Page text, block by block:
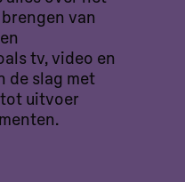
van
tv, video en
de slag met
uitvoer